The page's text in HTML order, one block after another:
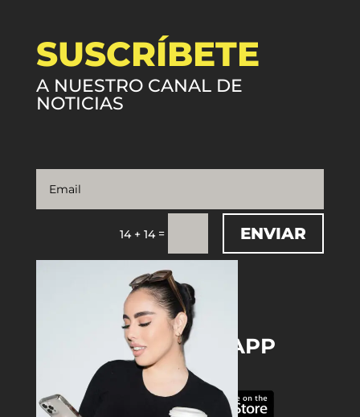
SUSCRÍBETE
A NUESTRO CANAL DE
NOTICIAS
14 + 14= ENVIAR
DOWNLOAD THE APP